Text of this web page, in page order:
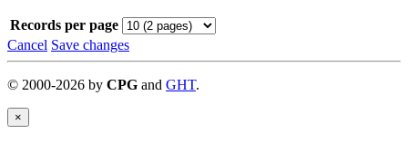
Records per page
Cancel Save changes
© 2000-2026 by CPG and GHT.
×